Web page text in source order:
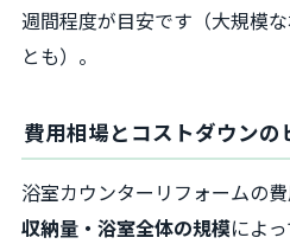
週間程度が目安です（大規模
とも）。
費用相場とコストダウンの
浴室カウンターリフォームの費
収納量・浴室全体の規模によ